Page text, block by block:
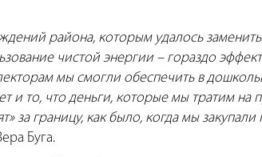
района, которым удалось
чистой энергии – гораздо
мы смогли обеспечить в
и то, что деньги, которые мы тратим на
за границу, как было, когда мы
Буга.